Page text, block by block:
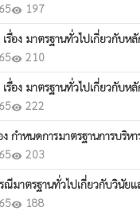
visibility 197
รื่อง มาตรฐานทั่วไปเกี่ยวกั
visibility 210
รื่อง มาตรฐานทั่วไปเกี่ยวกับ
visibility 222
ง กำหนดการมาตรฐานการบริ
visibility 203
มาตรฐานทั่วไปเกี่ยวกับวินัยแ
visibility 188